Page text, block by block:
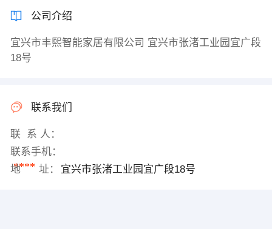
公司介绍
宜兴市丰熙智能家居有限公司 宜兴市张渚工业园宜广段
18号
联系我们
联 系 人：
联系手机：
****
地 址： 宜兴市张渚工业园宜广段18号